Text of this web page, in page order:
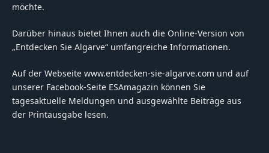
möchte.
Darüber hinaus bietet Ihnen auch die Online-Version von
„Entdecken Sie Algarve“ umfangreiche Informationen.
Auf der Webseite www.entdecken-sie-algarve.com und auf
unserer Facebook-Seite ESAmagazin können Sie
tagesaktuelle Meldungen und ausgewählte Beiträge aus
der Printausgabe lesen.